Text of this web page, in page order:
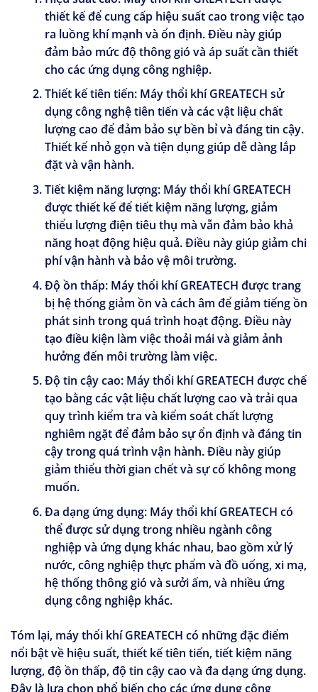
thiết kế để cung cấp hiệu suất cao trong việc tạo
ra luồng khí mạnh và ổn định. Điều này giúp
đảm bảo mức độ thông gió và áp suất cần thiết
cho các ứng dụng công nghiệp.
Thiết kế tiên tiến: Máy thổi khí GREATECH sử
dụng công nghệ tiên tiến và các vật liệu chất
lượng cao để đảm bảo sự bền bỉ và đáng tin cậy.
Thiết kế nhỏ gọn và tiện dụng giúp dễ dàng lắp
đặt và vận hành.
Tiết kiệm năng lượng: Máy thổi khí GREATECH
được thiết kế để tiết kiệm năng lượng, giảm
thiểu lượng điện tiêu thụ mà vẫn đảm bảo khả
năng hoạt động hiệu quả. Điều này giúp giảm chi
phí vận hành và bảo vệ môi trường.
Độ ồn thấp: Máy thổi khí GREATECH được trang
bị hệ thống giảm ồn và cách âm để giảm tiếng ồn
phát sinh trong quá trình hoạt động. Điều này
tạo điều kiện làm việc thoải mái và giảm ảnh
hưởng đến môi trường làm việc.
Độ tin cậy cao: Máy thổi khí GREATECH được chế
tạo bằng các vật liệu chất lượng cao và trải qua
quy trình kiểm tra và kiểm soát chất lượng
nghiêm ngặt để đảm bảo sự ổn định và đáng tin
cậy trong quá trình vận hành. Điều này giúp
giảm thiểu thời gian chết và sự cố không mong
muốn.
Đa dạng ứng dụng: Máy thổi khí GREATECH có
thể được sử dụng trong nhiều ngành công
nghiệp và ứng dụng khác nhau, bao gồm xử lý
nước, công nghiệp thực phẩm và đồ uống, xi mạ,
hệ thống thông gió và sưởi ấm, và nhiều ứng
dụng công nghiệp khác.
Tóm lại, máy thổi khí GREATECH có những đặc điểm
nổi bật về hiệu suất, thiết kế tiên tiến, tiết kiệm năng
lượng, độ ồn thấp, độ tin cậy cao và đa dạng ứng dụng.
Đây là lựa chọn phổ biến cho các ứng dụng công